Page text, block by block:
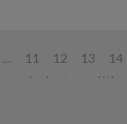
… 11 12 13 14
siguiente › última